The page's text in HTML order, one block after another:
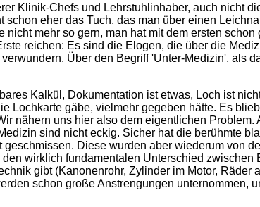
Klinik-Chefs und Lehrstuhlinhaber, auch nicht
eher das Tuch, das man über einen
mehr so gern, man hat mit dem ersten schon
reichen: Es sind die Elogen, die über die
Über den Begriff 'Unter-Medizin', als
Kalkül, Dokumentation ist etwas, Loch ist
Lochkarte gäbe, vielmehr gegeben hätte. Es
nähern uns hier also dem eigentlichen Problem.
sind nicht eckig. Sicher hat die berühmte
Diese wurden aber wiederum von
wirklich fundamentalen Unterschied zwischen
gibt (Kanonenrohr, Zylinder im Motor, Räder
schon große Anstrengungen unternommen,